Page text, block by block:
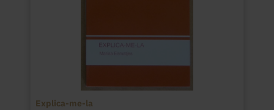
Explica-me-la